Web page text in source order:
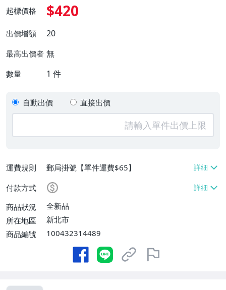
起標價格 $420
出價增額 20
最高出價者 無
數量 1 件
自動出價 直接出價
運費規則
郵局掛號【單件運費$65】
付款方式
商品狀況
全新品
所在地區
新北市
商品編號
100432314489